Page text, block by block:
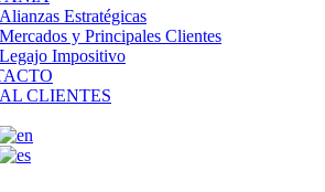
Alianzas Estratégicas
Mercados y Principales Clientes
Legajo Impositivo
CLIENTES